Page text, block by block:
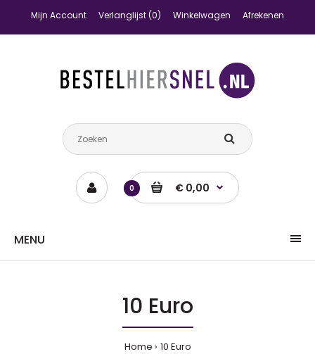
Mijn Account Verlanglijst (0) Winkelwagen Afrekenen
0 € 0,00
MENU
10 Euro
Home 10 Euro